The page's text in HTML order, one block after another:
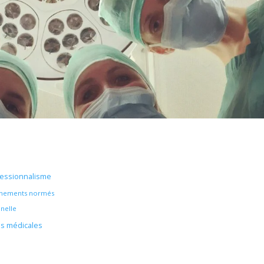
normés
médicales